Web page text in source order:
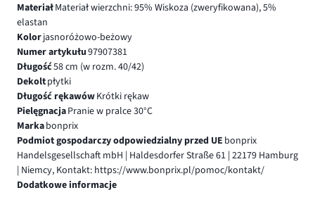
MateriałMateriał wierzchni: 95% Wiskoza (zweryfikowana), 5%
elastan
Kolorjasnoróżowo-beżowy
Numer artykułu97907381
Długość58 cm (w rozm. 40/42)
Dekoltpłytki
Długość rękawówKrótki rękaw
PielęgnacjaPranie w pralce 30°C
Markabonprix
Podmiot gospodarczy odpowiedzialny przed UE bonprix
Handelsgesellschaft mbH | Haldesdorfer Straße 61 | 22179 Hamburg
| Niemcy, Kontakt: https://www.bonprix.pl/pomoc/kontakt/
Dodatkowe informacje